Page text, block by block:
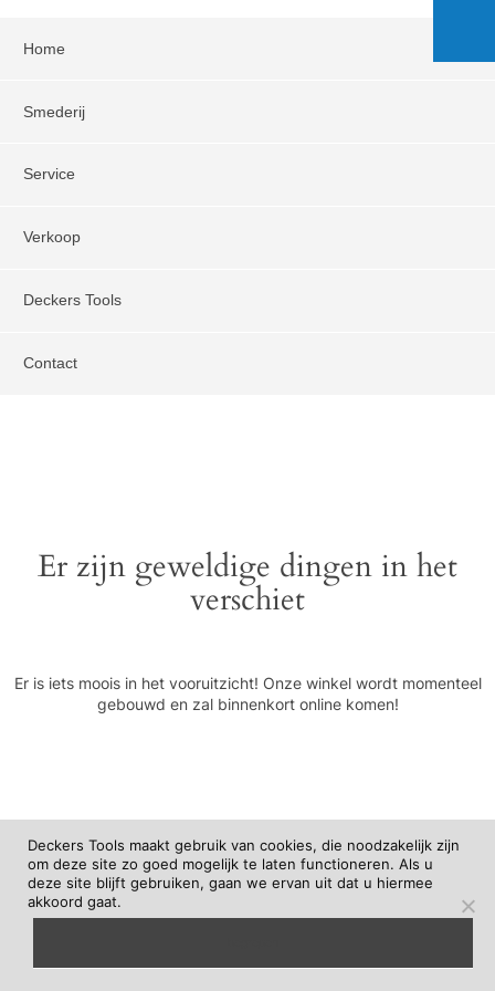
Home
Smederij
Service
Verkoop
Deckers Tools
Contact
Er zijn geweldige dingen in het
verschiet
Er is iets moois in het vooruitzicht! Onze winkel wordt momenteel
gebouwd en zal binnenkort online komen!
Deckers Tools maakt gebruik van cookies, die noodzakelijk zijn
om deze site zo goed mogelijk te laten functioneren. Als u
deze site blijft gebruiken, gaan we ervan uit dat u hiermee
akkoord gaat.